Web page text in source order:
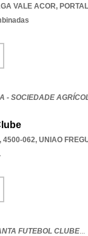
VALE ACOR,
- SOCIEDADE
4500-062, UNIAO
FUTEBOL CLUBE...